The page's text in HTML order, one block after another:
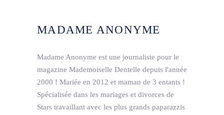
MADAME ANONYME
Madame Anonyme est une journaliste pour le
magazine Mademoiselle Dentelle depuis l'année
2000 ! Mariée en 2012 et maman de 3 entants !
Spécialisée dans les mariages et divorces de
Stars travaillant avec les plus grands paparazzis